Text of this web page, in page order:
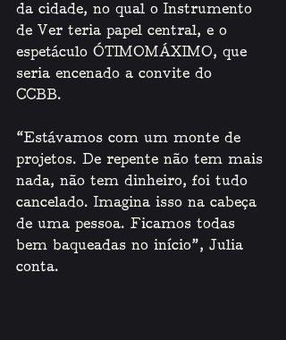
da cidade, no qual o Instrumento
de Ver teria papel central, e o
espetáculo ÓTIMOMÁXIMO, que
seria encenado a convite do
CCBB.
“Estávamos com um monte de
projetos. De repente não tem mais
nada, não tem dinheiro, foi tudo
cancelado. Imagina isso na cabeça
de uma pessoa. Ficamos todas
bem baqueadas no início”, Julia
conta.